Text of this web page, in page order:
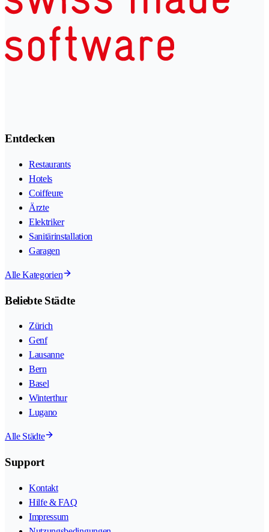
Entdecken
Restaurants
Hotels
Coiffeure
Ärzte
Elektriker
Sanitärinstallation
Garagen
Alle Kategorien
Beliebte Städte
Zürich
Genf
Lausanne
Bern
Basel
Winterthur
Lugano
Alle Städte
Support
Kontakt
Hilfe & FAQ
Impressum